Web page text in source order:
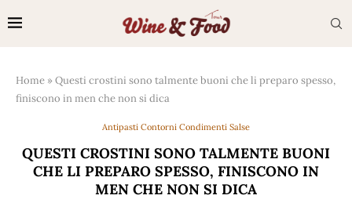
Home »Questi crostini sono talmente buoni che li preparo spesso,
finiscono in men che non si dica
Antipasti Contorni Condimenti Salse
QUESTI CROSTINI SONO TALMENTE BUONI
CHE LI PREPARO SPESSO, FINISCONO IN
MEN CHE NON SI DICA